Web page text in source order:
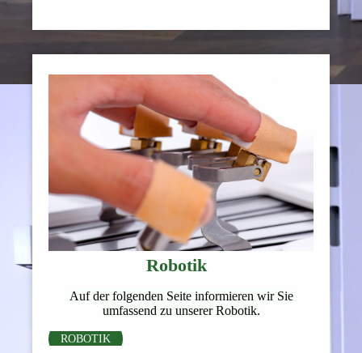
Robotik
Auf der folgenden Seite informieren wir Sie
umfassend zu unserer Robotik.
ROBOTIK